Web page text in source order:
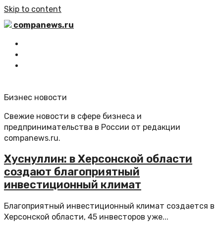
Skip to content
companews.ru
Бизнес новости
Свежие новости в сфере бизнеса и
предпринимательства в России от редакции
companews.ru.
Хуснуллин: в Херсонской области
создают благоприятный
инвестиционный климат
Благоприятный инвестиционный климат создается в
Херсонской области, 45 инвесторов уже...